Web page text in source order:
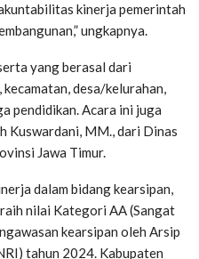
kinerja pemerintah
ungkapnya.
yang berasal dari
desa/kelurahan,
pendidikan. Acara ini juga
Kuswardani, MM., dari Dinas
Jawa Timur.
dalam bidang kearsipan,
nilai Kategori AA (Sangat
kearsipan oleh Arsip
tahun 2024. Kabupaten